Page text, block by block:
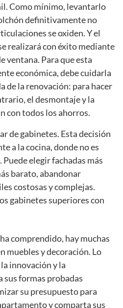
Como mínimo, levantarlo
definitivamente no
se oxiden. Y el
realizará con éxito mediante
ventana. Para que esta
económica, debe cuidarla
de la renovación: para hacer
el desmontaje y la
con todos los ahorros.
de gabinetes. Esta decisión
a la cocina, donde no es
elegir fachadas más
barato, abandonar
costosas y complejas.
gabinetes superiores con
comprendido, hay muchas
muebles y decoración. Lo
innovación y la
sus formas probadas
su presupuesto para
y comparta sus